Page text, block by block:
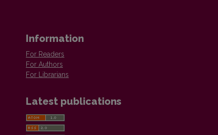
Information
For Readers
For Authors
For Librarians
Latest publications